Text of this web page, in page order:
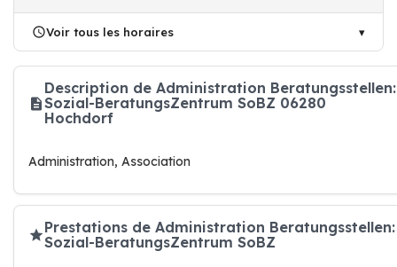
Voir tous les horaires
Description de Administration Beratungsstellen:
Sozial-BeratungsZentrum SoBZ 06280
Hochdorf
Administration, Association
Prestations de Administration Beratungsstellen:
Sozial-BeratungsZentrum SoBZ